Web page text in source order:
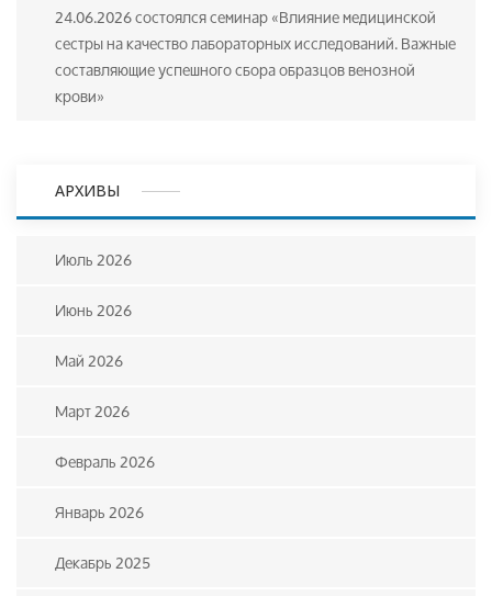
24.06.2026 состоялся семинар «Влияние медицинской
сестры на качество лабораторных исследований. Важные
составляющие успешного сбора образцов венозной
крови»
АРХИВЫ
Июль 2026
Июнь 2026
Май 2026
Март 2026
Февраль 2026
Январь 2026
Декабрь 2025